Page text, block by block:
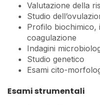
Valutazione della
Studio
Profilo biochimico,
coagulazione
Indagini
Studio genetico
Esami cito-
Esami strumentali